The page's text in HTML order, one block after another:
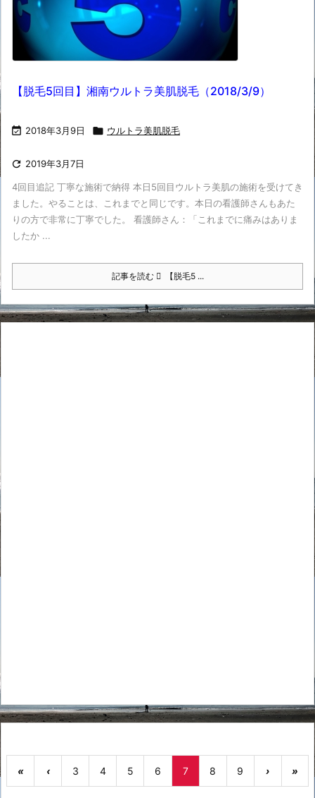
【脱毛5回目】湘南ウルトラ美肌脱毛（2018/3/9）
 2018年3月9日  ウルトラ美肌脱毛
 2019年3月7日
4回目追記 丁寧な施術で納得 本日5回目ウルトラ美肌の施術を受けてき
ました。やることは、これまでと同じです。本日の看護師さんもあた
りの方で非常に丁寧でした。 看護師さん：「これまでに痛みはありま
したか ...
記事を読む 【脱毛5 ...
« ‹ 3 4 5 6 7 8 9 › »